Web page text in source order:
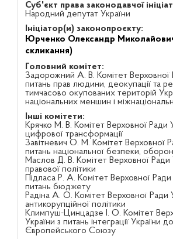
Суб'єкт права законодавчої
Народний депутат України
Ініціатор(и) законопроєкту:
Юрченко Олександр
скликання)
Головний комітет:
Задорожний А. В. Комітет Верховної
питань прав людини, деокупації та
тимчасово окупованих територій
національних меншин і
Інші комітети:
Крячко М. В. Комітет Верховної Ради
цифрової трансформації
Завітневич О. М. Комітет Верховної
питань національної безпеки,
Маслов Д. В. Комітет Верховної Ради
правової політики
Підласа Р. А. Комітет Верховної Ради
питань бюджету
Радіна А. О. Комітет Верховної Ради
антикорупційної політики
Климпуш-Цинцадзе І. О. Комітет
України з питань інтеграції України до
Європейського Союзу